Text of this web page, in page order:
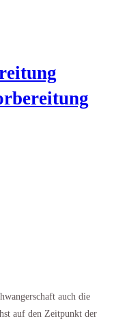
auch die
auf den Zeitpunkt der